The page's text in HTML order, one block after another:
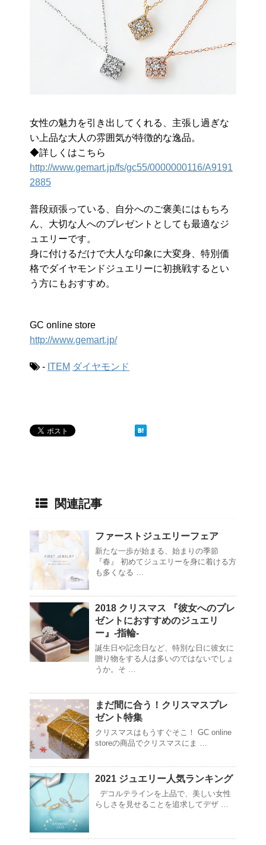
女性の魅力を引き出してくれる、主張し過ぎな
い上品な大人の雰囲気が特徴的な逸品。
◆詳しくはこちら
http://www.gemart.jp/fs/gc55/0000000116/A9191
2885
普段頑張っている、自分へのご褒美にはもちろ
ん、大切な人へのプレゼントとしても最適なジ
ュエリーです。
身に付けるだけで大人な印象に大変身、特別価
格でダイヤモンドジュエリーに初挑戦するとい
う方にもおすすめ。
GC online store
http://www.gemart.jp/
- ITEM ダイヤモンド
関連記事
ファーストジュエリーフェア
新たな一歩が始まる、始まりの季節
『春』 初めてジュエリーを身に着ける方
も多くなる …
2018 クリスマス 『彼女へのプレ
ゼントにおすすめのジュエリ
ー』-指輪-
誕生日や記念日など、特別な日に彼女に
贈り物をする人は多いのではないでしょ
うか。そ …
まだ間に合う！クリスマスプレ
ゼント特集
クリスマスはもうすぐそこ！ GC online
storeの商品でクリスマスにま …
2021 ジュエリー人気ランキング
デコルテラインを上品で、美しい女性
らしさを見せることを追求してデザ …